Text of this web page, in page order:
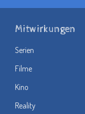
Mitwirkungen
Serien
Filme
Kino
Reality